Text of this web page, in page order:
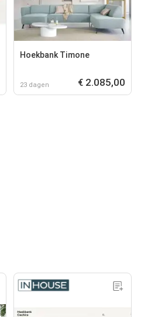
Hoekbank Timone
23 dagen € 2.085,00